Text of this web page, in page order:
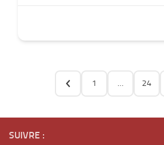
1 … 24
SUIVRE :